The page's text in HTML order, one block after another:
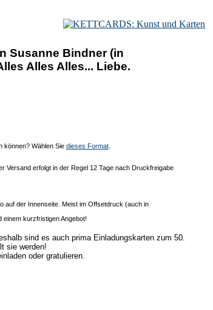
Susanne Bindner (in
Alles Alles... Liebe.
können? Wählen Sie dieses Format.
Versand erfolgt in der Regel 12 Tage nach Druckfreigabe
auf der Innenseite. Meist im Offsetdruck (auch in
einem kurzfristigen Angebot!
sind es auch prima Einladungskarten zum 50.
sie werden!
oder gratulieren.